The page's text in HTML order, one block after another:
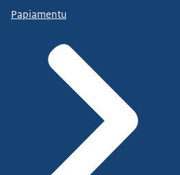
Papiamentu